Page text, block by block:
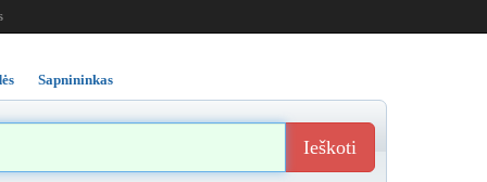
Sapnininkas
Ieškoti